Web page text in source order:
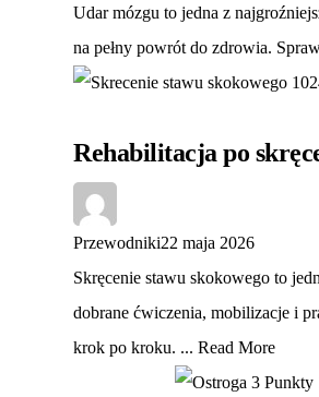
Udar mózgu to jedna z
na pełny powrót do zdrowia.
Rehabilitacja po
Przewodniki22 maja 2026
Skręcenie stawu skokowego to
dobrane ćwiczenia, mobilizacje i
krok po kroku. ...Read More